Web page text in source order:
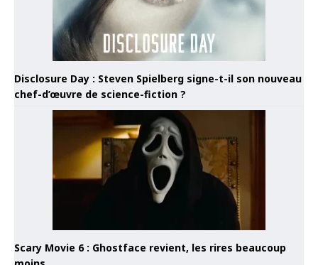
Disclosure Day : Steven Spielberg signe-t-il son nouveau
chef-d’œuvre de science-fiction ?
Scary Movie 6 : Ghostface revient, les rires beaucoup